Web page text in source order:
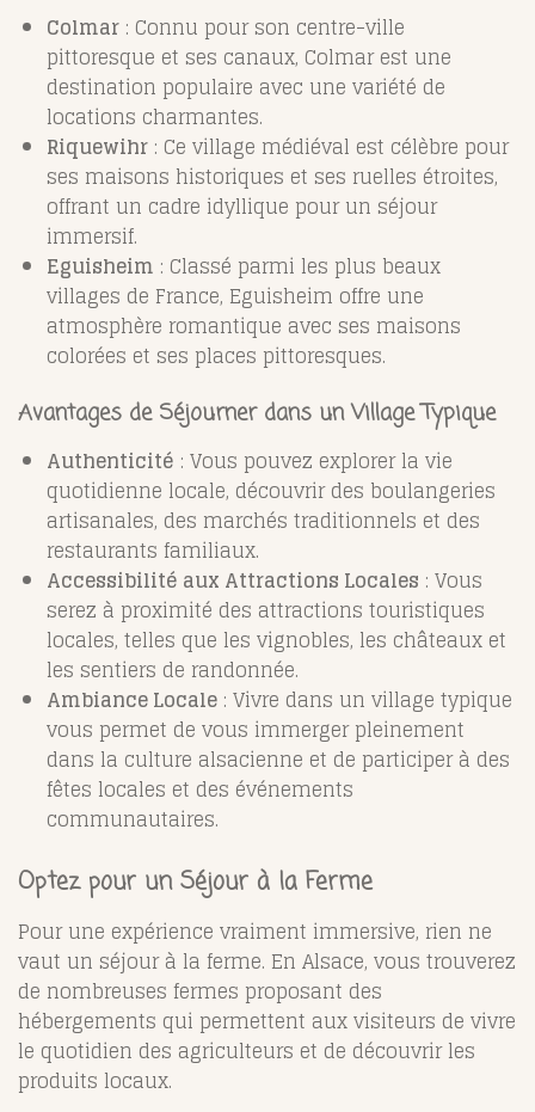
Colmar : Connu pour son centre-ville
pittoresque et ses canaux, Colmar est une
destination populaire avec une variété de
locations charmantes.
Riquewihr : Ce village médiéval est célèbre pour
ses maisons historiques et ses ruelles étroites,
offrant un cadre idyllique pour un séjour
immersif.
Eguisheim : Classé parmi les plus beaux
villages de France, Eguisheim offre une
atmosphère romantique avec ses maisons
colorées et ses places pittoresques.
Avantages de Séjourner dans un Village Typique
Authenticité : Vous pouvez explorer la vie
quotidienne locale, découvrir des boulangeries
artisanales, des marchés traditionnels et des
restaurants familiaux.
Accessibilité aux Attractions Locales : Vous
serez à proximité des attractions touristiques
locales, telles que les vignobles, les châteaux et
les sentiers de randonnée.
Ambiance Locale : Vivre dans un village typique
vous permet de vous immerger pleinement
dans la culture alsacienne et de participer à des
fêtes locales et des événements
communautaires.
Optez pour un Séjour à la Ferme
Pour une expérience vraiment immersive, rien ne
vaut un séjour à la ferme. En Alsace, vous trouverez
de nombreuses fermes proposant des
hébergements qui permettent aux visiteurs de vivre
le quotidien des agriculteurs et de découvrir les
produits locaux.